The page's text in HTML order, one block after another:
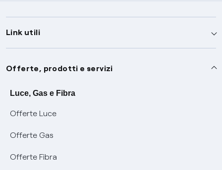
Link utili
Assistenza
Avvisi
SOS luce e gas
Conciliazioni e risoluzione delle controversie
Negoziazione paritetica
Servizi
Offerte, prodotti e servizi
Luce, Gas e Fibra
Offerte Luce
Offerte Gas
Offerte Fibra